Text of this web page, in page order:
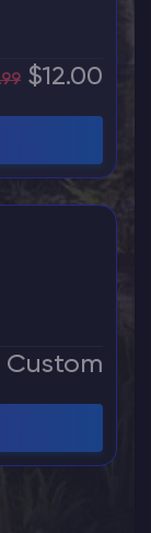
$12.00
Custom